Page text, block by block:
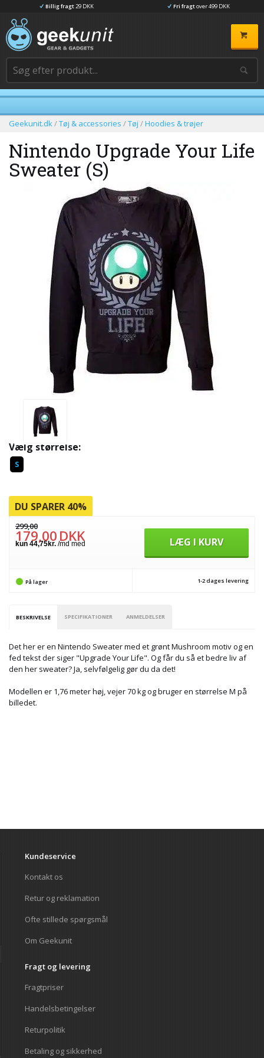
Billig fragt29 DKK Fri fragtover 499 DKK
Geekunit.dk/Tøj & accessories /Tøj /Hoodies & trøjer
Nintendo Upgrade Your Life
Sweater (S)
Vælg størrelse:
S
DU SPARER 40%
299,00
179,00DKK LÆG I KURV
På lager 1-2 dages levering
BESKRIVELSE SPECIFIKATIONER ANMELDELSER
Det her er en Nintendo Sweater med et grønt Mushroom motiv og en
fed tekst der siger "Upgrade Your Life". Og får du så et bedre liv af
den her sweater? Ja, selvfølgelig gør du da det!
Modellen er 1,76 meter høj, vejer 70 kg og bruger en størrelse M på
billedet.
Kundeservice
Kontakt os
Retur og reklamation
Ofte stillede spørgsmål
Om Geekunit
Fragt og levering
Fragtpriser
Handelsbetingelser
Returpolitik
Betaling og sikkerhed